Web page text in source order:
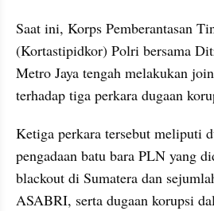
Saat ini, Korps Pemberantasan
(Kortastipidkor) Polri bersama
Metro Jaya tengah melakukan
terhadap tiga perkara dugaan
Ketiga perkara tersebut meliputi
pengadaan batu bara PLN yang
blackout di Sumatera dan
ASABRI, serta dugaan korupsi